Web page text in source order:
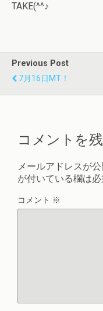
TAKE(^^♪
Previous Post
7月16日MT！
コメントを
メールアドレスが
が付いている欄は
コメント ※